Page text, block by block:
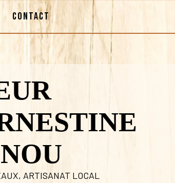
CONTACT
, ARTISANAT LOCAL